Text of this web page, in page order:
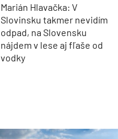
Marián Hlavačka: V
Slovinsku takmer nevidím
odpad, na Slovensku
nájdem v lese aj fľaše od
vodky